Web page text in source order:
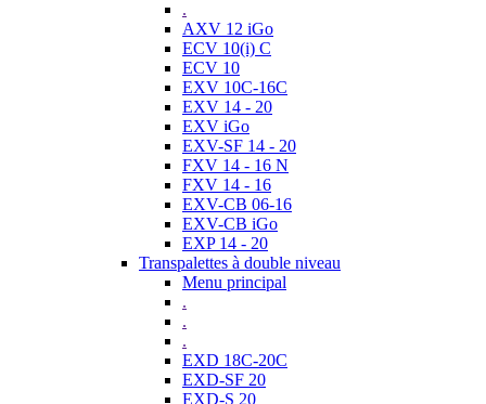
.
AXV 12 iGo
ECV 10(i) C
ECV 10
EXV 10C-16C
EXV 14 - 20
EXV iGo
EXV-SF 14 - 20
FXV 14 - 16 N
FXV 14 - 16
EXV-CB 06-16
EXV-CB iGo
EXP 14 - 20
Transpalettes à double niveau
Menu principal
.
.
.
EXD 18C-20C
EXD-SF 20
EXD-S 20